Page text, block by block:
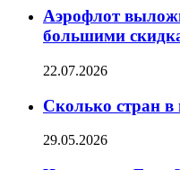
Аэрофлот
большими
22.07.2026
Сколько стран в
29.05.2026